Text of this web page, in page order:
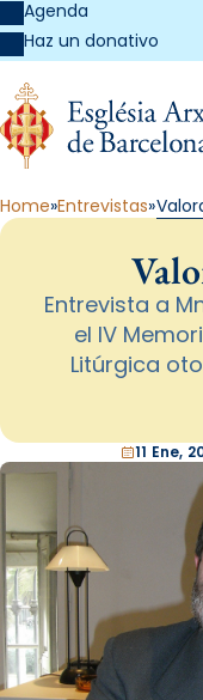
Agenda
Haz un donativo
Home Entrevistas
Entrevista a
el IV
Litúrgica
11 Ene,